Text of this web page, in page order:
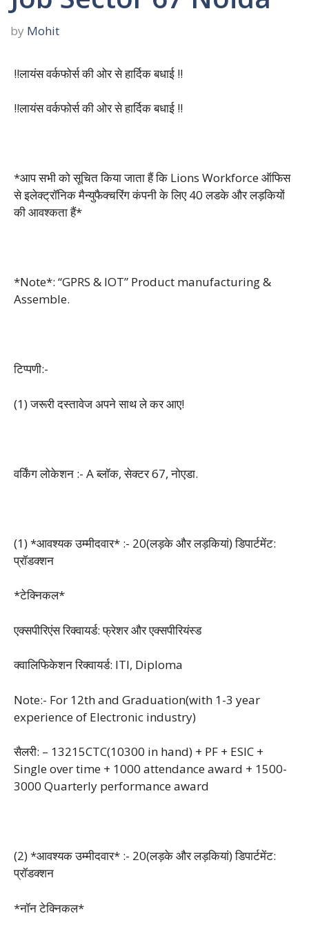
by Mohit
!!लायंस वर्कफोर्स की ओर से हार्दिक बधाई !!
!!लायंस वर्कफोर्स की ओर से हार्दिक बधाई !!
*आप सभी को सूचित किया जाता हैं कि Lions Workforce ऑफिस
से इलेक्ट्रॉनिक मैन्युफैक्चरिंग कंपनी के लिए 40 लडके और लड़कियों
की आवश्कता हैं*
*Note*: “GPRS & IOT” Product manufacturing &
Assemble.
टिप्पणी:-
(1) जरूरी दस्तावेज अपने साथ ले कर आए!
वर्किंग लोकेशन :- A ब्लॉक, सेक्टर 67, नोएडा.
(1) *आवश्यक उम्मीदवार* :- 20(लड़के और लड़कियां) डिपार्टमेंट:
प्रॉडक्शन
*टेक्निकल*
एक्सपीरिएंस रिक्वायर्ड: फ्रेशर और एक्सपीरियंस्ड
क्वालिफिकेशन रिक्वायर्ड: ITI, Diploma
Note:- For 12th and Graduation(with 1-3 year
experience of Electronic industry)
सैलरी: – 13215CTC(10300 in hand) + PF + ESIC +
Single over time + 1000 attendance award + 1500-
3000 Quarterly performance award
(2) *आवश्यक उम्मीदवार* :- 20(लड़के और लड़कियां) डिपार्टमेंट:
प्रॉडक्शन
*नॉन टेक्निकल*